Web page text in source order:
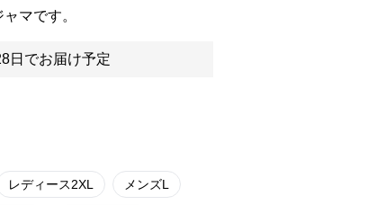
マです。
日でお届け予定
レディース2XL メンズL